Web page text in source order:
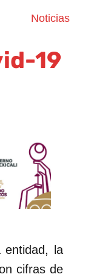
Noticias
19
entidad, la
cifras de